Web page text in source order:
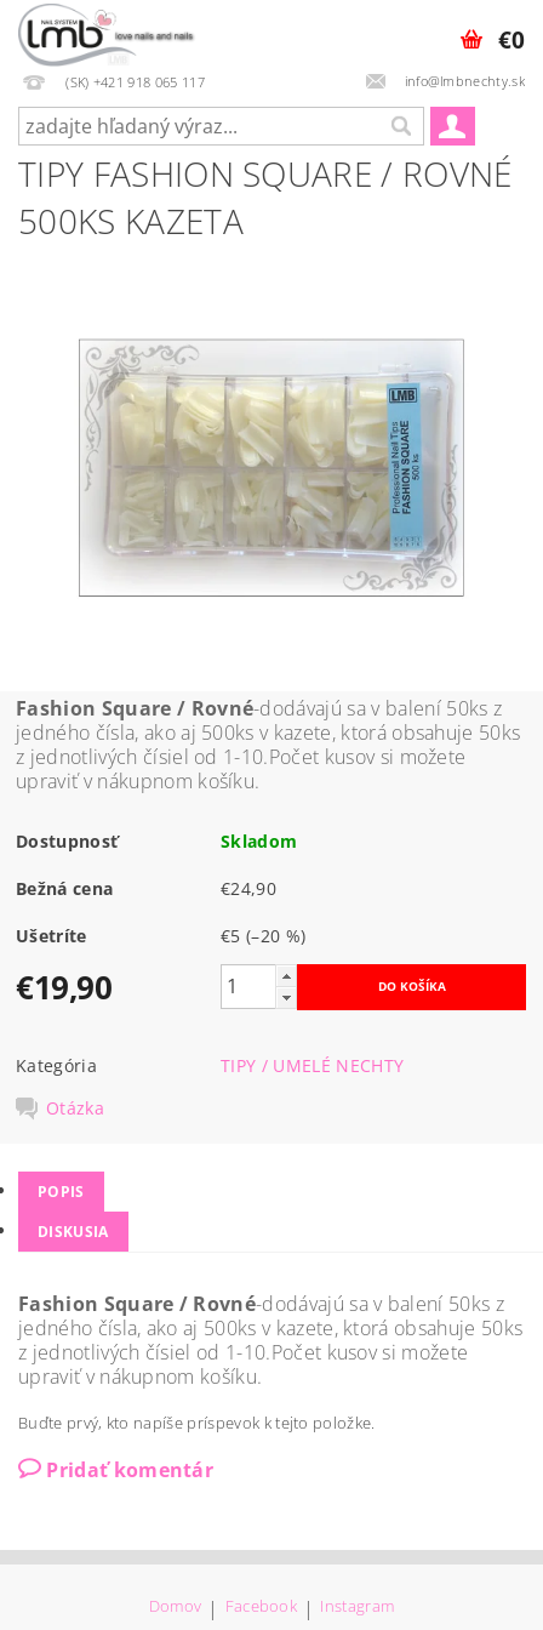
(SK) +421 918 065 117 info@lmbnechty.sk
€0
TIPY FASHION SQUARE / ROVNÉ
500KS KAZETA
Fashion Square / Rovné-dodávajú sa v balení 50ks z
jedného čísla, ako aj 500ks v kazete, ktorá obsahuje 50ks
z jednotlivých čísiel od 1-10.Počet kusov si možete
upraviť v nákupnom košíku.
Dostupnosť Skladom
Bežná cena €24,90
Ušetríte €5(–20 %)
€19,90
Kategória
TIPY / UMELÉ NECHTY
Otázka
POPIS
DISKUSIA
Fashion Square / Rovné-dodávajú sa v balení 50ks z
jedného čísla, ako aj 500ks v kazete, ktorá obsahuje 50ks
z jednotlivých čísiel od 1-10.Počet kusov si možete
upraviť v nákupnom košíku.
Buďte prvý, kto napíše príspevok k tejto položke.
Pridať komentár
Domov | Facebook | Instagram